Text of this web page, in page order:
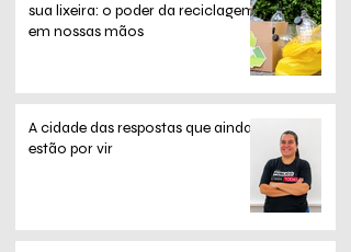
sua lixeira: o poder da reciclagem
em nossas mãos
A cidade das respostas que ainda
estão por vir